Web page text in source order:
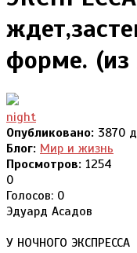
форме.
night
Опубликовано: 3870
Блог: Мир и жизнь
Просмотров: 1254
0
Голосов: 0
Эдуард Асадов
У НОЧНОГО ЭКСПРЕССА